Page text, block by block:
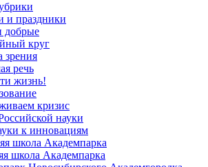
и праздники
добрые
круг
зрения
речь
жизнь!
кризис
науки
к инновациям
школа Академпарка
школа Академпарка